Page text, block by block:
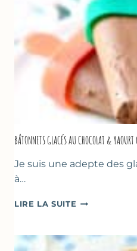
BÂTONNETS GLACÉS AU CHOCOLAT &
Je suis une adepte des
à…
LIRE LA SUITE BÂTONNETS
CHOCOLAT